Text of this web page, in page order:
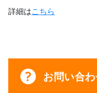
詳細はこちら
お問い合